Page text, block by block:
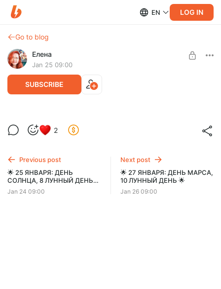
EN LOG IN
Go to blog
Елена
Jan 25 09:00
SUBSCRIBE
🌟 26 ЯНВАРЯ: ДЕНЬ ЛУНЫ, 9 ЛУННЫЙ
ДЕНЬ 🌟
SUBSCRIBE
2
Previous post
🌟 25 ЯНВАРЯ: ДЕНЬ
СОЛНЦА, 8 ЛУННЫЙ ДЕНЬ
🌟
Jan 24 09:00
Next post
🌟 27 ЯНВАРЯ: ДЕНЬ МАРСА,
10 ЛУННЫЙ ДЕНЬ 🌟
Jan 26 09:00